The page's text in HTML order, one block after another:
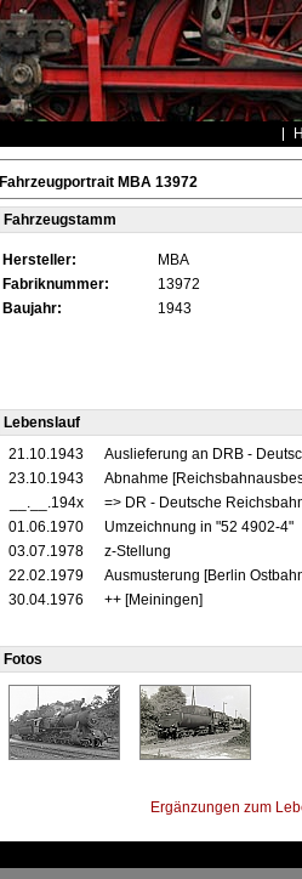
Fahrzeugportrait MBA 13972
Fahrzeugstamm
Hersteller:
MBA
Fabriknummer:
13972
Baujahr:
1943
Lebenslauf
21.10.1943
Auslieferung an DRB -
23.10.1943
Abnahme
__.__.194x
=> DR - Deutsche
01.06.1970
Umzeichnung in "52 4902-4"
03.07.1978
z-Stellung
22.02.1979
Ausmusterung [Berlin
30.04.1976
++ [Meiningen]
Fotos
Ergänzungen zum